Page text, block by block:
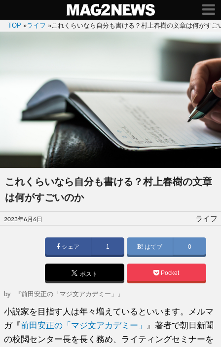
TOP »ライフ »これくらいなら自分も書ける？村上春樹の文章は何がすご
これくらいなら自分も書ける？村上春樹の文章
は何がすごいのか
投
稿
2023年6月6日 ライフ
シェア 1 はてブ 0
ポスト Pocket
by 『前田安正の「マジ文アカデミー」』
小説家を目指す人は年々増えているといいます。メルマ
ガ『前田安正の「マジ文アカデミー」
』著者で朝日新聞
の校閲センター長を長く務め、ライティングセミナーを